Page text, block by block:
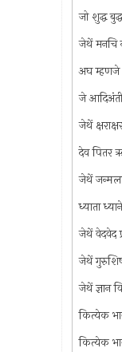
जो शुद्ध
जेथें मनचि
अघ म्हणजे
जे
जेथें
देव पितर
जेथें
ध्याता
जेथें वेदवेद
जेथें
जेथें ज्ञान
कित्येक
कित्येक